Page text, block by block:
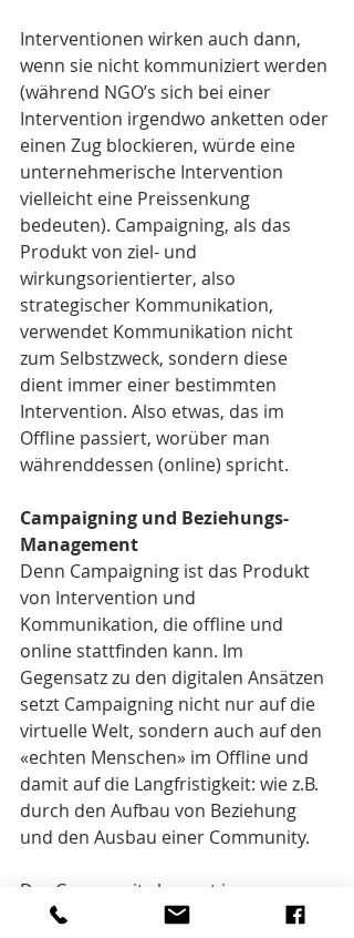
Interventionen wirken auch dann,
wenn sie nicht kommuniziert werden
(während NGO’s sich bei einer
Intervention irgendwo anketten oder
einen Zug blockieren, würde eine
unternehmerische Intervention
vielleicht eine Preissenkung
bedeuten). Campaigning, als das
Produkt von ziel- und
wirkungsorientierter, also
strategischer Kommunikation,
verwendet Kommunikation nicht
zum Selbstzweck, sondern diese
dient immer einer bestimmten
Intervention. Also etwas, das im
Offline passiert, worüber man
währenddessen (online) spricht.
Campaigning und Beziehungs-
Management
Denn Campaigning ist das Produkt
von Intervention und
Kommunikation, die offline und
online stattfinden kann. Im
Gegensatz zu den digitalen Ansätzen
setzt Campaigning nicht nur auf die
virtuelle Welt, sondern auch auf den
«echten Menschen» im Offline und
damit auf die Langfristigkeit: wie z.B.
durch den Aufbau von Beziehung
und den Ausbau einer Community.
Der Community kommt im
Campaigning Ansatz eine besondere